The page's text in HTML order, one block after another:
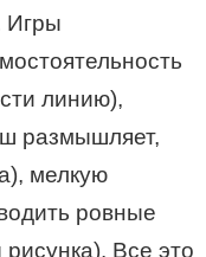
Игры
линию),
размышляет,
мелкую
ровные
Все это